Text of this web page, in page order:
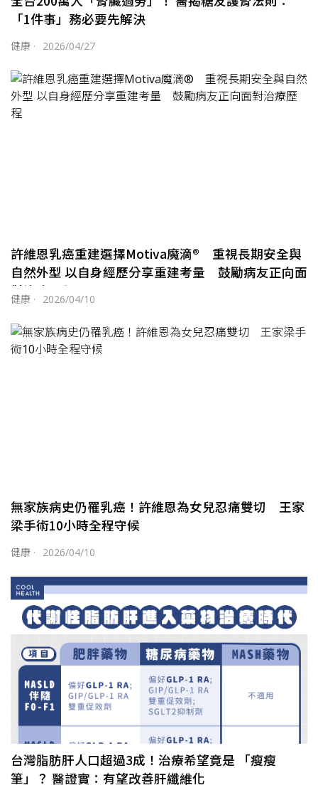
「1件事」務必要先解決
健康 · 2026/04/27
許維恩乳癌重建選擇Motiva魔滴® 重視長期安全與
自然外型 以自身經歷分享重建考量 鼓勵病友正向面
對治療歷程
健康 · 2026/04/10
無家族病史仍罹乳癌！許維恩為女兒忍痛雙切 王家
梁手術10小時全程守候
健康 · 2026/04/10
台灣脂肪肝人口超過3成！治療希望竟是 「瘦瘦
筆」？ 醫證實：有望改善肝纖維化